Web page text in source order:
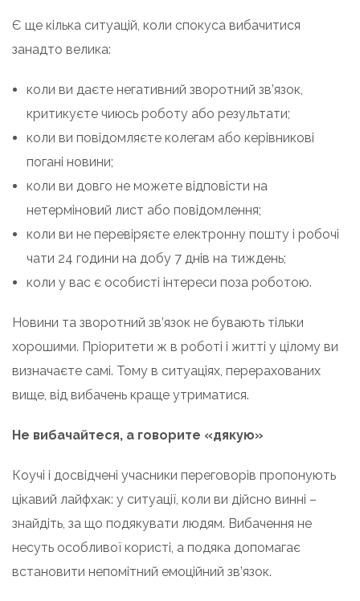
Є ще кілька ситуацій, коли спокуса вибачитися
занадто велика:
коли ви даєте негативний зворотний зв’язок,
критикуєте чиюсь роботу або результати;
коли ви повідомляєте колегам або керівникові
погані новини;
коли ви довго не можете відповісти на
нетерміновий лист або повідомлення;
коли ви не перевіряєте електронну пошту і робочі
чати 24 години на добу 7 днів на тиждень;
коли у вас є особисті інтереси поза роботою.
Новини та зворотний зв’язок не бувають тільки
хорошими. Пріоритети ж в роботі і житті у цілому ви
визначаєте самі. Тому в ситуаціях, перерахованих
вище, від вибачень краще утриматися.
Не вибачайтеся, а говорите «дякую»
Коучі і досвідчені учасники переговорів пропонують
цікавий лайфхак: у ситуації, коли ви дійсно винні –
знайдіть, за що подякувати людям. Вибачення не
несуть особливої ​​користі, а подяка допомагає
встановити непомітний емоційний зв’язок.